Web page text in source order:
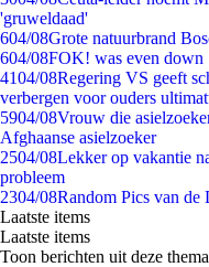
'gruweldaad'
604/08Grote natuurbrand
604/08FOK! was even down
4104/08Regering VS geeft
verbergen voor ouders
5904/08Vrouw die
Afghaanse asielzoeker
2504/08Lekker op vakantie
probleem
2304/08Random Pics van de
Laatste items
Laatste items
Toon berichten uit deze